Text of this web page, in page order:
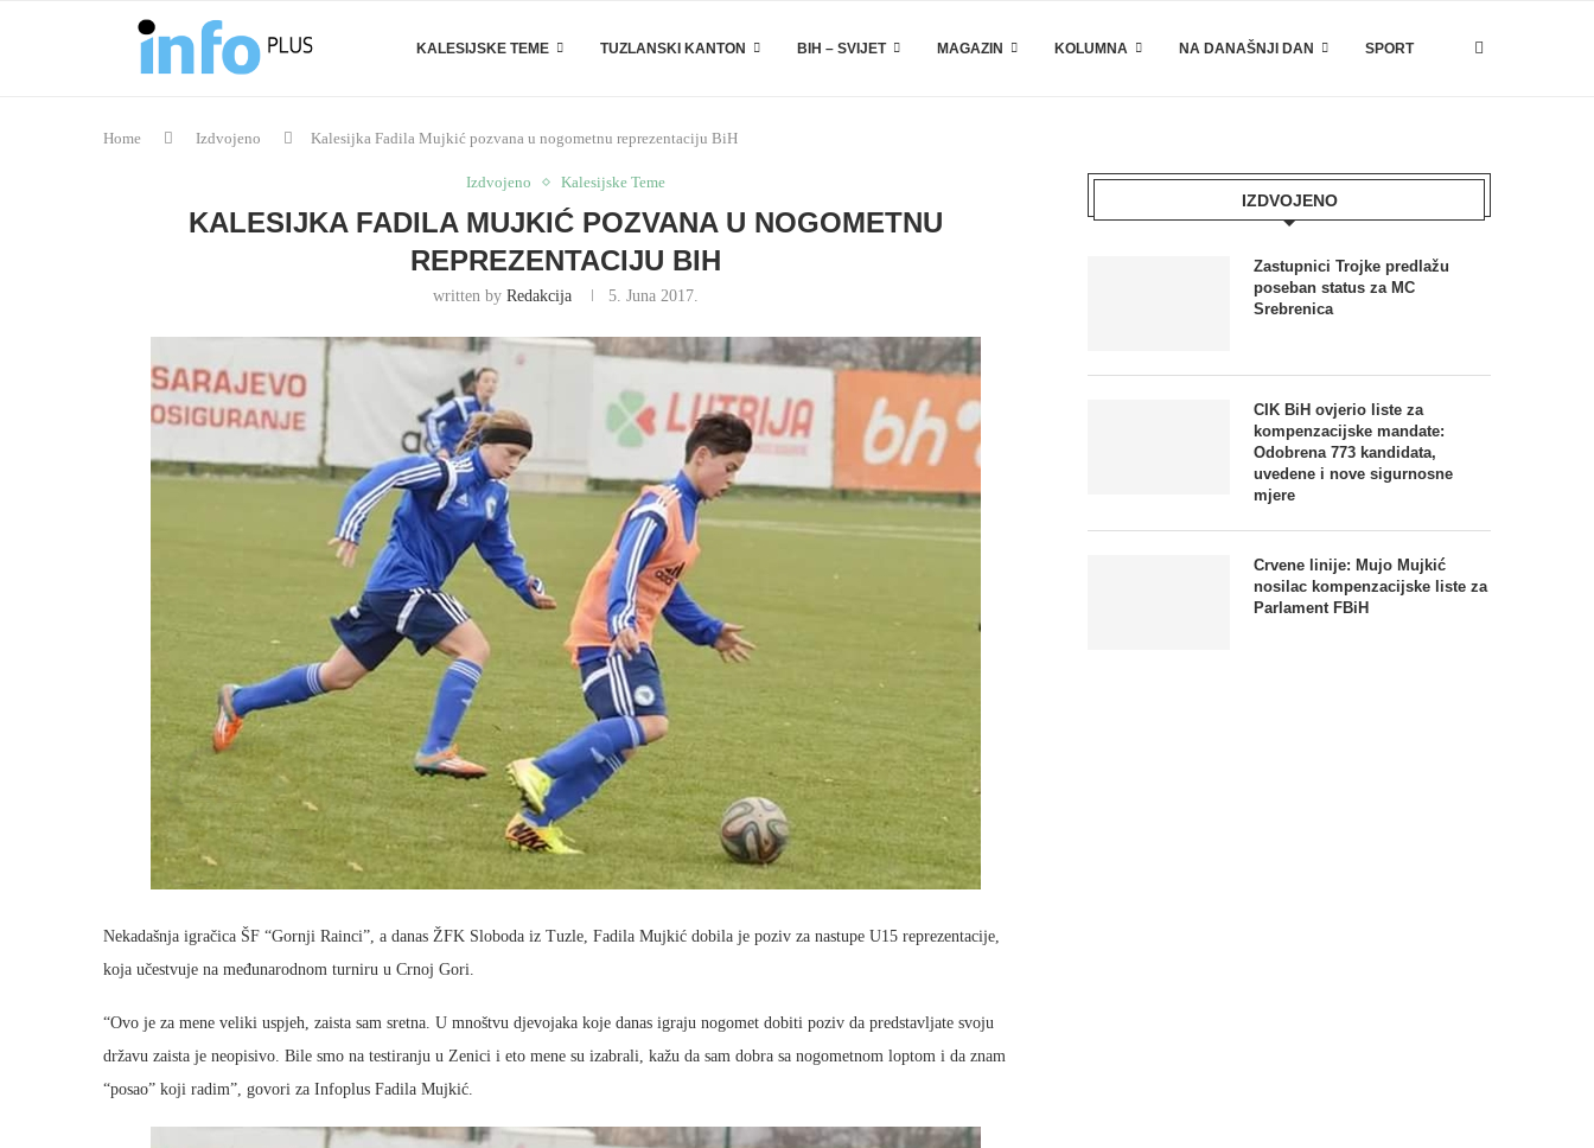
KALESIJSKE TEME TUZLANSKI KANTON BIH – SVIJET MAGAZIN KOLUMNA NA DANAŠNJI DAN SPORT
Home Izdvojeno Kalesijka Fadila Mujkić pozvana u nogometnu reprezentaciju BiH
Izdvojeno Kalesijske Teme
KALESIJKA FADILA MUJKIĆ POZVANA U NOGOMETNU
REPREZENTACIJU BIH
written by Redakcija 5. Juna 2017.
Nekadašnja igračica ŠF “Gornji Rainci”, a danas ŽFK Sloboda iz Tuzle, Fadila Mujkić dobila je poziv za nastupe U15 reprezentacije,
koja učestvuje na međunarodnom turniru u Crnoj Gori.
“Ovo je za mene veliki uspjeh, zaista sam sretna. U mnoštvu djevojaka koje danas igraju nogomet dobiti poziv da predstavljate svoju
državu zaista je neopisivo. Bile smo na testiranju u Zenici i eto mene su izabrali, kažu da sam dobra sa nogometnom loptom i da znam
“posao” koji radim”, govori za Infoplus Fadila Mujkić.
IZDVOJENO
Zastupnici Trojke predlažu
poseban status za MC
Srebrenica
CIK BiH ovjerio liste za
kompenzacijske mandate:
Odobrena 773 kandidata,
uvedene i nove sigurnosne
mjere
Crvene linije: Mujo Mujkić
nosilac kompenzacijske liste za
Parlament FBiH